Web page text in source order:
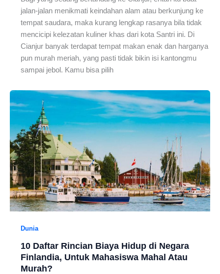
jalan-jalan menikmati keindahan alam atau berkunjung ke
tempat saudara, maka kurang lengkap rasanya bila tidak
mencicipi kelezatan kuliner khas dari kota Santri ini. Di
Cianjur banyak terdapat tempat makan enak dan harganya
pun murah meriah, yang pasti tidak bikin isi kantongmu
sampai jebol. Kamu bisa pilih
Dunia
10 Daftar Rincian Biaya Hidup di Negara
Finlandia, Untuk Mahasiswa Mahal Atau
Murah?